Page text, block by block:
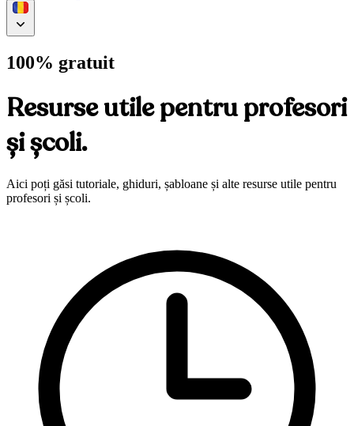
100% gratuit
Resurse utile pentru profesori
și școli.
Aici poți găsi tutoriale, ghiduri, șabloane și alte resurse utile pentru
profesori și școli.